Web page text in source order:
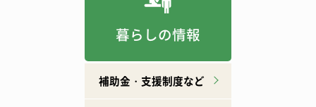
暮らしの情報
補助金・支援制度など